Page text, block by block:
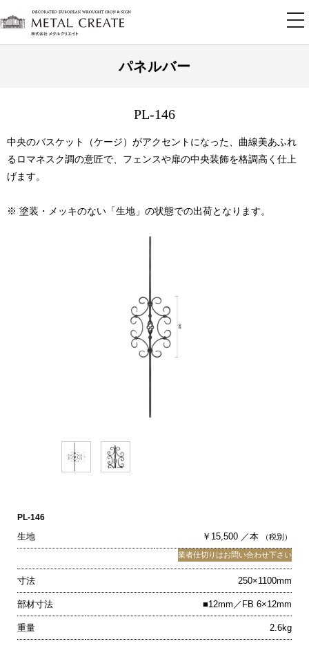
パネルバー
PL-146
中央のバスケット（ケージ）がアクセントになった、曲線美あふれ
るロマネスク調の意匠で、フェンスや扉の中央装飾を格調高く仕上
げます。
※ 塗装・メッキのない「生地」の状態での出荷となります。
PL-146
生地 ￥15,500 ／本 （税別）
業者仕切りはお問い合わせ下さい
寸法 250×1100mm
部材寸法 ■12mm／FB 6×12mm
重量 2.6kg